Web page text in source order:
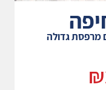
עם מרפסת גדולה